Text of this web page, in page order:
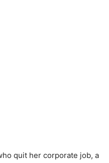
quit her corporate job, a